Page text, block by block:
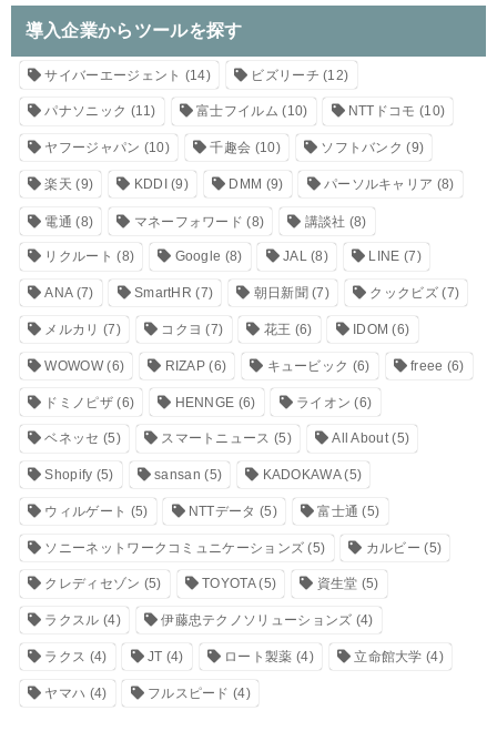
導入企業からツールを探す
サイバーエージェント (14) ビズリーチ (12)
パナソニック (11) 富士フイルム (10) NTTドコモ (10)
ヤフージャパン (10) 千趣会 (10) ソフトバンク (9)
楽天 (9) KDDI (9) DMM (9) パーソルキャリア (8)
電通 (8) マネーフォワード (8) 講談社 (8)
リクルート (8) Google (8) JAL(8) LINE (7)
ANA(7) SmartHR (7) 朝日新聞 (7) クックビズ(7)
メルカリ (7) コクヨ (7) 花王 (6) IDOM (6)
WOWOW(6) RIZAP (6) キュービック (6) freee (6)
ドミノピザ(6) HENNGE (6) ライオン (6)
ベネッセ (5) スマートニュース (5) All About(5)
Shopify (5) sansan (5) KADOKAWA(5)
ウィルゲート (5) NTTデータ (5) 富士通 (5)
ソニーネットワークコミュニケーションズ (5) カルビー (5)
クレディセゾン (5) TOYOTA(5) 資生堂 (5)
ラクスル (4) 伊藤忠テクノソリューションズ (4)
ラクス (4) JT (4) ロート製薬 (4) 立命館大学 (4)
ヤマハ (4) フルスピード (4)